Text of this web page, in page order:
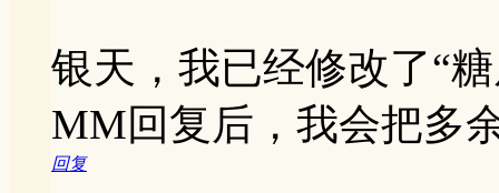
银天，我已经修改了“
MM回复后，我会把多
回复